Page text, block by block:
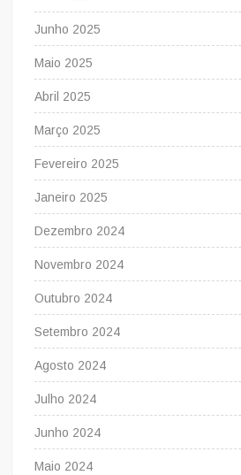
Junho 2025
Maio 2025
Abril 2025
Março 2025
Fevereiro 2025
Janeiro 2025
Dezembro 2024
Novembro 2024
Outubro 2024
Setembro 2024
Agosto 2024
Julho 2024
Junho 2024
Maio 2024